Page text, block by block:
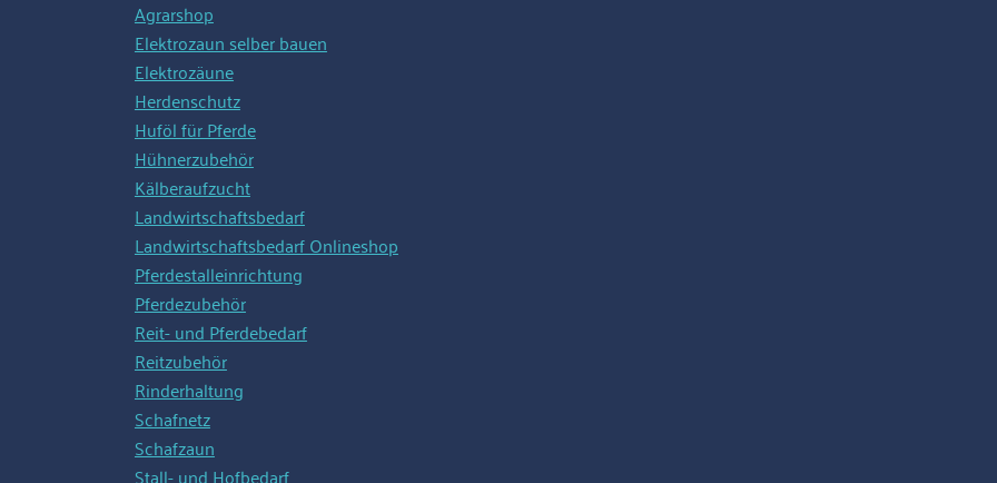
Agrarshop
Elektrozaun selber bauen
Elektrozäune
Herdenschutz
Huföl für Pferde
Hühnerzubehör
Kälberaufzucht
Landwirtschaftsbedarf
Landwirtschaftsbedarf Onlineshop
Pferdestalleinrichtung
Pferdezubehör
Reit- und Pferdebedarf
Reitzubehör
Rinderhaltung
Schafnetz
Schafzaun
Stall- und Hofbedarf